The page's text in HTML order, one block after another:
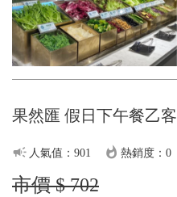
果然匯 假日下午餐乙
campaign 人氣值：901 whatshot 熱銷度：0
市價 $ 702